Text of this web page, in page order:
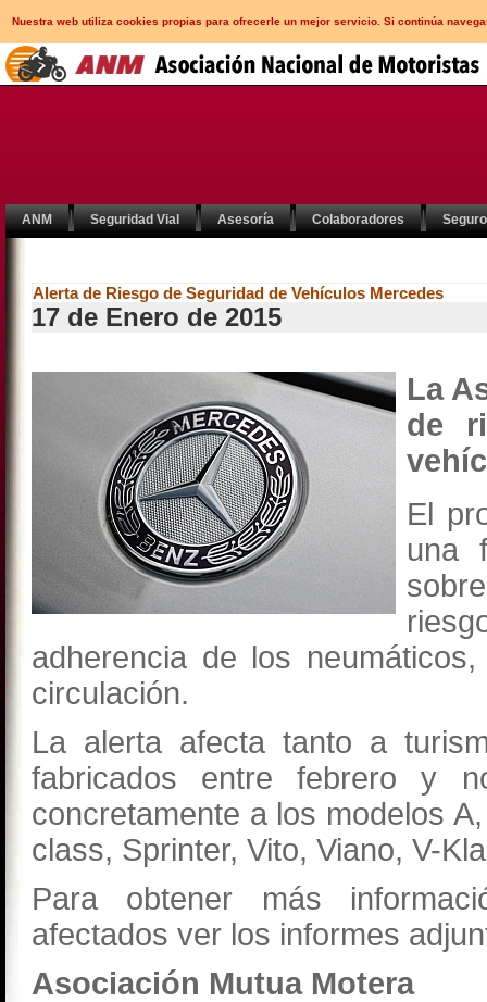
Nuestra web utiliza cookies propias para ofrecerle un mejor servicio. Si continúa
ANM Seguridad Vial Asesoría Colaboradores
Alerta de Riesgo de Seguridad de Vehículos Mercedes
17 de Enero de 2015
La
de
El
una
adherencia de los
circulación.
La alerta afecta tanto a
fabricados entre febrero y
concretamente a los modelos
class, Sprinter, Vito, Viano, V-
Para obtener más
afectados ver los informes
Asociación Mutua Motera